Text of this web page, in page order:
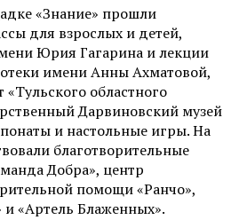
«Знание» прошли
для взрослых и детей,
Юрия Гагарина и лекции
имени Анны Ахматовой,
«Тульского областного
Дарвиновский музей
и настольные игры. На
благотворительные
Добра», центр
помощи «Ранчо»,
и «Артель Блаженных».